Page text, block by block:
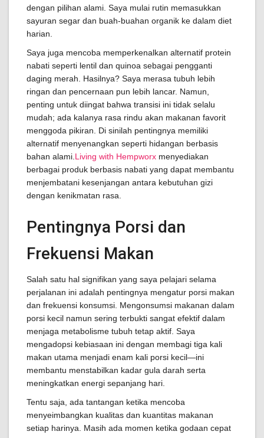
dengan pilihan alami. Saya mulai rutin memasukkan
sayuran segar dan buah-buahan organik ke dalam diet
harian.
Saya juga mencoba memperkenalkan alternatif protein
nabati seperti lentil dan quinoa sebagai pengganti
daging merah. Hasilnya? Saya merasa tubuh lebih
ringan dan pencernaan pun lebih lancar. Namun,
penting untuk diingat bahwa transisi ini tidak selalu
mudah; ada kalanya rasa rindu akan makanan favorit
menggoda pikiran. Di sinilah pentingnya memiliki
alternatif menyenangkan seperti hidangan berbasis
bahan alami. Living with Hempworx menyediakan
berbagai produk berbasis nabati yang dapat membantu
menjembatani kesenjangan antara kebutuhan gizi
dengan kenikmatan rasa.
Pentingnya Porsi dan
Frekuensi Makan
Salah satu hal signifikan yang saya pelajari selama
perjalanan ini adalah pentingnya mengatur porsi makan
dan frekuensi konsumsi. Mengonsumsi makanan dalam
porsi kecil namun sering terbukti sangat efektif dalam
menjaga metabolisme tubuh tetap aktif. Saya
mengadopsi kebiasaan ini dengan membagi tiga kali
makan utama menjadi enam kali porsi kecil—ini
membantu menstabilkan kadar gula darah serta
meningkatkan energi sepanjang hari.
Tentu saja, ada tantangan ketika mencoba
menyeimbangkan kualitas dan kuantitas makanan
setiap harinya. Masih ada momen ketika godaan cepat